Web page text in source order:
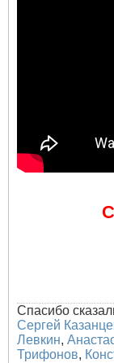
Спасибо
Сергей
Левкин,
Трифонов,